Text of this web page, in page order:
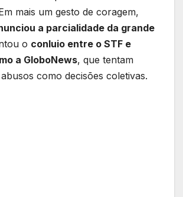
mais um gesto de coragem,
a parcialidade da grande
o conluio entre o STF e
a GloboNews, que tentam
como decisões coletivas.